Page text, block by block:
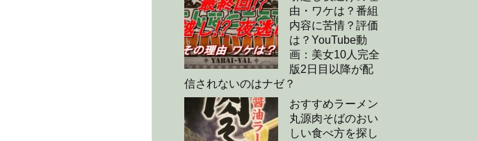
由・ワケは？番組
内容に苦情？評価
は？YouTube動
画：美女10人完全
版2日目以降が配
信されないのはナゼ？
おすすめラーメン
丸源肉そばのおい
しい食べ方を探し